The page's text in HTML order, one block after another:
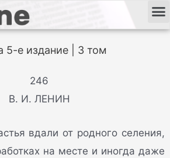
е издание | 3 том
246
В. И. ЛЕНИН
вдали от родного селения,
на месте и иногда даже